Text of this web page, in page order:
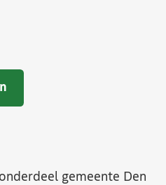
gemeente Den